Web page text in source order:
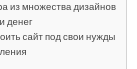
из множества дизайнов
денег
сайт под свои нужды